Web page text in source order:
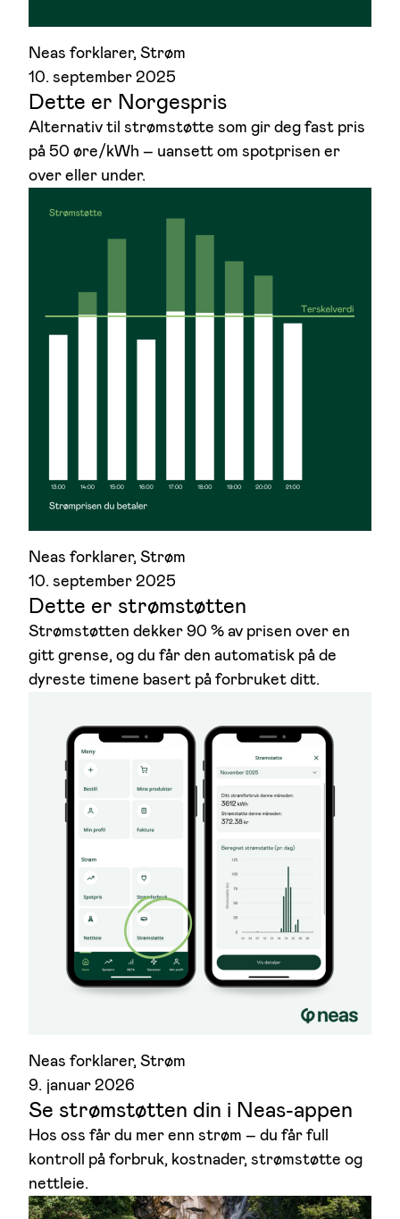
Neas forklarer, Strøm
10. september 2025
Dette er Norgespris
Alternativ til strømstøtte som gir deg fast pris
på 50 øre/kWh – uansett om spotprisen er
over eller under.
Neas forklarer, Strøm
10. september 2025
Dette er strømstøtten
Strømstøtten dekker 90 % av prisen over en
gitt grense, og du får den automatisk på de
dyreste timene basert på forbruket ditt.
Neas forklarer, Strøm
9. januar 2026
Se strømstøtten din i Neas-appen
Hos oss får du mer enn strøm – du får full
kontroll på forbruk, kostnader, strømstøtte og
nettleie.